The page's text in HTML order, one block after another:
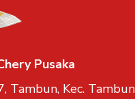
Pusaka
Tambun, Kec. Tambun